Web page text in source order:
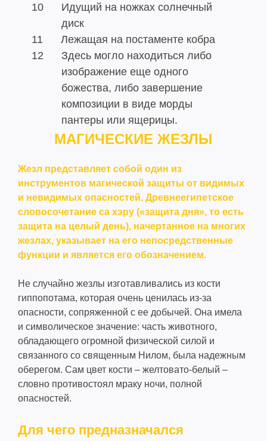
12
Здесь могло находиться либо
изображение еще одного
божества, либо завершение
композиции в виде морды
пантеры или ящерицы.
11 Лежащая на постаменте кобра
10
Идущий на ножках солнечный
диск
МАГИЧЕСКИЕ ЖЕЗЛЫ
Жезл представляет собой один из
инструментов магической защиты от видимых
и невидимых опасностей. Древнеегипетское
словосочетание са хэру («защита дня», то есть
защита на целый день), начертанное на многих
жезлах, указывает на его непосредственные
функции и является его обозначением.
Не случайно жезлы изготавливались из кости
гиппопотама, которая очень ценилась из-за
опасности, сопряженной с ее добычей. Она имела
и символическое значение: часть животного,
обладающего огромной физической силой и
связанного со священным Нилом, была надежным
оберегом. Сам цвет кости – желтовато-белый –
словно противостоял мраку ночи, полной
опасностей.
Для чего предназначался